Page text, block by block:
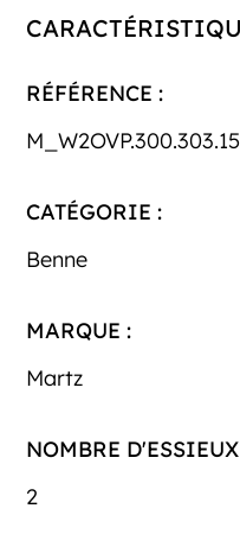
RÉFÉRENCE :
CATÉGORIE :
Benne
MARQUE :
Martz
NOMBRE
2